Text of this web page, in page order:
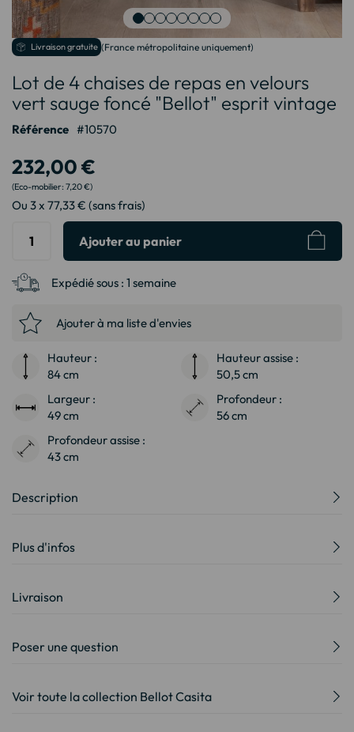
Passer
début
la
Galerie
Livraison gratuite (France métropolitaine uniquement)
Lot de 4 chaises de repas en velours
vert sauge foncé "Bellot" esprit vintage
Référence 10570
232,00 €
7,20 €
Ou 3 x 77,33 € (sans frais)
Ajouter au panier
Expédié sous : 1 semaine
Ajouter à ma liste d'envies
Hauteur :
84 cm
Hauteur assise :
50,5 cm
Largeur :
49 cm
Profondeur :
56 cm
Profondeur assise :
43 cm
Description
Plus d'infos
Livraison
Poser une question
Voir toute la collection Bellot Casita